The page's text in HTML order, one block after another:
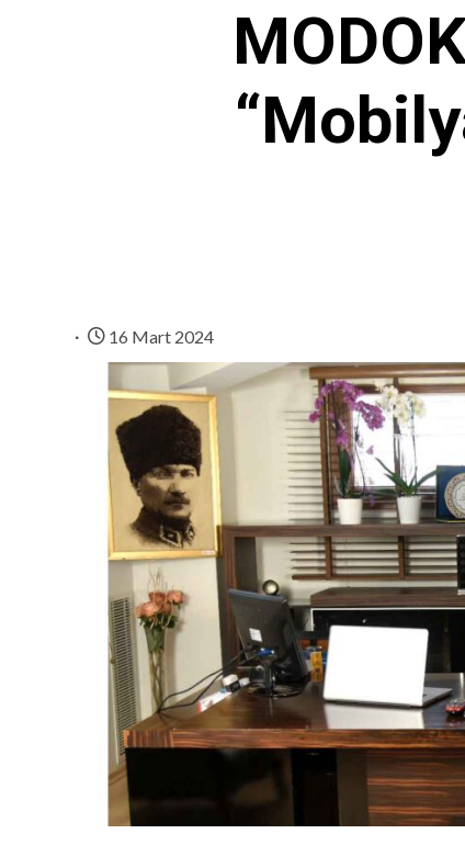
16 Mart 2024